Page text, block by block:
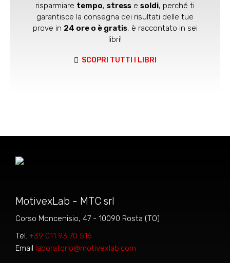
risparmiare tempo, stress e soldi, perché ti
garantisce la consegna dei risultati delle tue
prove in 24 ore o è gratis, è raccontato in sei
libri!
SCOPRI TUTTI I LIBRI
MotivexLab - MTC srl
Corso Moncenisio, 47 - 10090 Rosta (TO)
Tel. +39 011 93 70 516
Email laboratorio@motivexlab.com